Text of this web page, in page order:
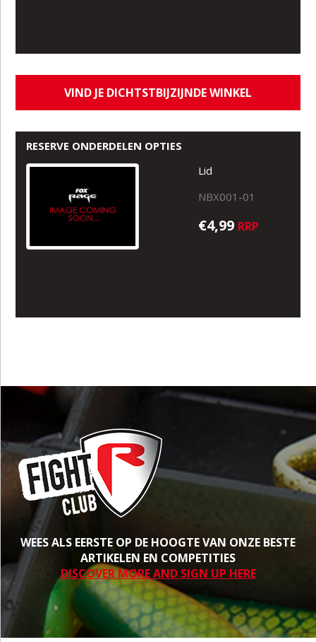
VIND JE DICHTSTBIJZIJNDE WINKEL
RESERVE ONDERDELEN OPTIES
Lid
NBX001-01
€4,99 RRP
WEES ALS EERSTE OP DE HOOGTE VAN ONZE BESTE
ARTIKELEN EN COMPETITIES
DISCOVER MORE AND SIGN UP HERE